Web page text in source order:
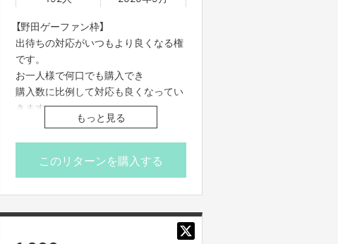
【野田ゲーファン枠】
出待ちの対応がいつもより良くなる権
です。
お一人様で何口でも購入でき
購入数に比例して対応も良くなってい
きます。
大量に購入いただいた方は
神として崇めさせていただきます。
が一気に変わります。
もっと見る
このリターンを購入する